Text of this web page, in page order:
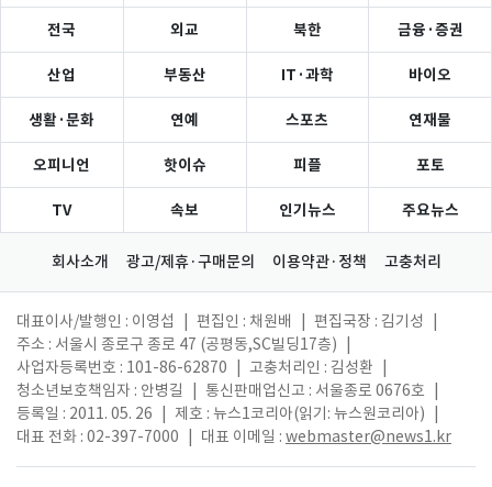
전국 외교 북한 금융·증권
산업 부동산 IT·과학 바이오
생활·문화 연예 스포츠 연재물
오피니언 핫이슈 피플 포토
TV 속보 인기뉴스 주요뉴스
회사소개 광고/제휴·구매문의 이용약관·정책 고충처리
대표이사/발행인 : 이영섭 편집인 : 채원배 편집국장 : 김기성
주소 : 서울시 종로구 종로 47 (공평동,SC빌딩17층)
사업자등록번호 : 101-86-62870
고충처리인 : 김성환
청소년보호책임자 : 안병길
통신판매업신고 : 서울종로 0676호
등록일 : 2011. 05. 26
제호 : 뉴스1코리아(읽기: 뉴스원코리아)
대표 전화 : 02-397-7000
대표 이메일 : webmaster@news1.kr